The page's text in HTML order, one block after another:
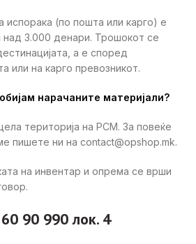
испорака (по пошта или карго) е
над 3.000 денари. Трошокот се
а е според
или на карго превозникот.
нарачаните материјали?
територија на РСМ. За повеќе
пишете ни на contact@opshop.mk.
на инвентар и опрема се врши
90 990 лок. 4